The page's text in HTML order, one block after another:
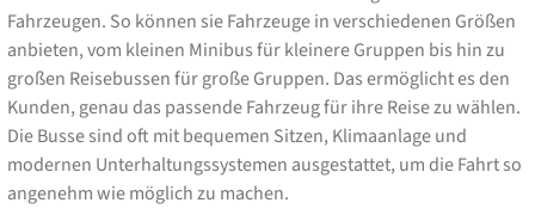
Fahrzeugen. So können sie Fahrzeuge in verschiedenen Größen
anbieten, vom kleinen Minibus für kleinere Gruppen bis hin zu
großen Reisebussen für große Gruppen. Das ermöglicht es den
Kunden, genau das passende Fahrzeug für ihre Reise zu wählen.
Die Busse sind oft mit bequemen Sitzen, Klimaanlage und
modernen Unterhaltungssystemen ausgestattet, um die Fahrt so
angenehm wie möglich zu machen.